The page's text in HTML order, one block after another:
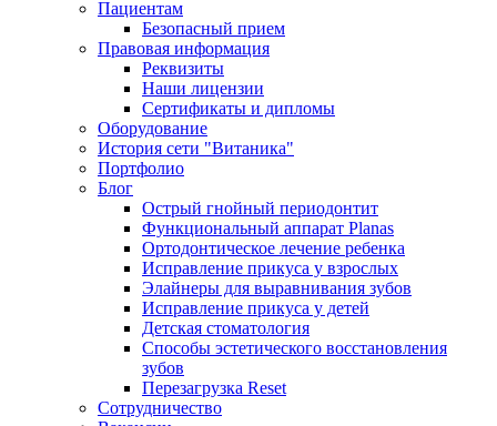
Пациентам
Безопасный прием
Правовая информация
Реквизиты
Наши лицензии
Сертификаты и дипломы
Оборудование
История сети "Витаника"
Портфолио
Блог
Острый гнойный периодонтит
Функциональный аппарат Planas
Ортодонтическое лечение ребенка
Исправление прикуса у взрослых
Элайнеры для выравнивания зубов
Исправление прикуса у детей
Детская стоматология
Способы эстетического восстановления
зубов
Перезагрузка Reset
Сотрудничество